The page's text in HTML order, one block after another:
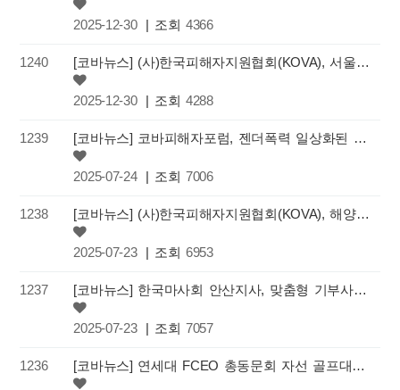
2025-12-30 | 조회 4366
1240 [코바뉴스] (사)한국피해자지원협회(KOVA), 서울시여성가족재단과 범죄피해자 지원 강화를 위한 업무협약 체…
2025-12-30 | 조회 4288
1239 [코바뉴스] 코바피해자포럼, 젠더폭력 일상화된 양상과 대응 방안 위한 학술대회 개최
2025-07-24 | 조회 7006
1238 [코바뉴스] (사)한국피해자지원협회(KOVA), 해양경찰청 공무원 대상 '피해상담사 3급' 전문교육 성료
2025-07-23 | 조회 6953
1237 [코바뉴스] 한국마사회 안산지사, 맞춤형 기부사업 통해 (사)한국피해자지원협회에 기부금 전달
2025-07-23 | 조회 7057
1236 [코바뉴스] 연세대 FCEO 총동문회 자선 골프대회를 통해 (사)한국피해자지원협회(KOVA)에 기부금 전달